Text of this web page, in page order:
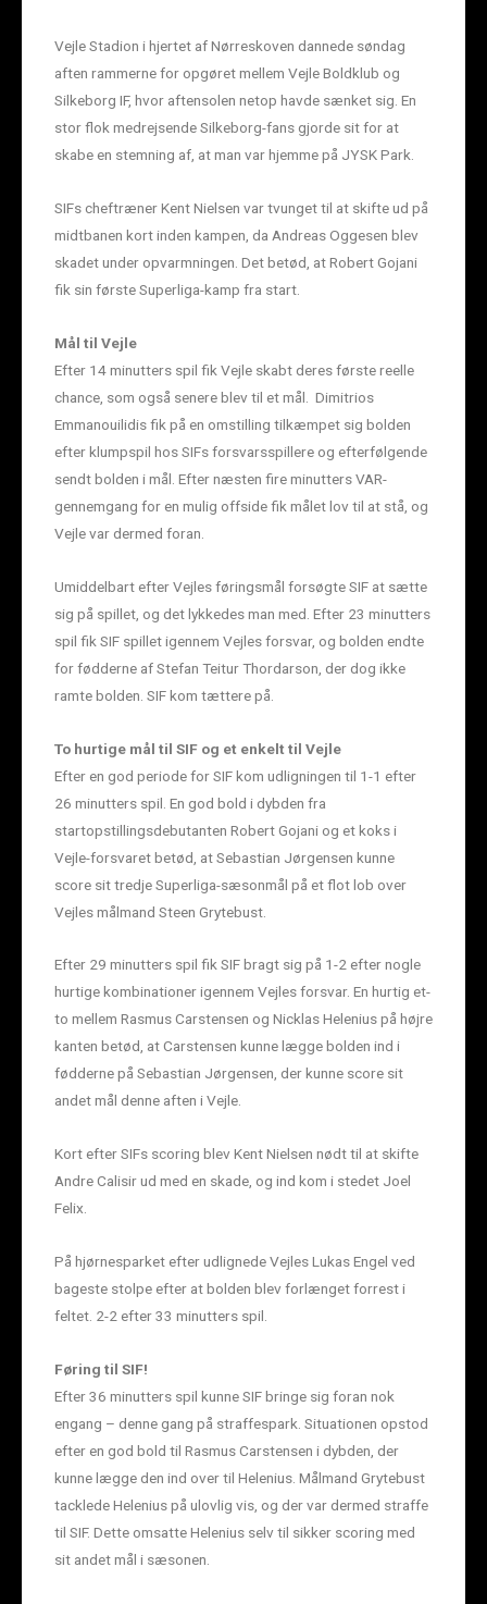
Vejle Stadion i hjertet af Nørreskoven dannede søndag
aften rammerne for opgøret mellem Vejle Boldklub og
Silkeborg IF, hvor aftensolen netop havde sænket sig. En
stor flok medrejsende Silkeborg-fans gjorde sit for at
skabe en stemning af, at man var hjemme på JYSK Park.
SIFs cheftræner Kent Nielsen var tvunget til at skifte ud på
midtbanen kort inden kampen, da Andreas Oggesen blev
skadet under opvarmningen. Det betød, at Robert Gojani
fik sin første Superliga-kamp fra start.
Mål til Vejle
Efter 14 minutters spil fik Vejle skabt deres første reelle
chance, som også senere blev til et mål. Dimitrios
Emmanouilidis fik på en omstilling tilkæmpet sig bolden
efter klumpspil hos SIFs forsvarsspillere og efterfølgende
sendt bolden i mål. Efter næsten fire minutters VAR-
gennemgang for en mulig offside fik målet lov til at stå, og
Vejle var dermed foran.
Umiddelbart efter Vejles føringsmål forsøgte SIF at sætte
sig på spillet, og det lykkedes man med. Efter 23 minutters
spil fik SIF spillet igennem Vejles forsvar, og bolden endte
for fødderne af Stefan Teitur Thordarson, der dog ikke
ramte bolden. SIF kom tættere på.
To hurtige mål til SIF og et enkelt til Vejle
Efter en god periode for SIF kom udligningen til 1-1 efter
26 minutters spil. En god bold i dybden fra
startopstillingsdebutanten Robert Gojani og et koks i
Vejle-forsvaret betød, at Sebastian Jørgensen kunne
score sit tredje Superliga-sæsonmål på et flot lob over
Vejles målmand Steen Grytebust.
Efter 29 minutters spil fik SIF bragt sig på 1-2 efter nogle
hurtige kombinationer igennem Vejles forsvar. En hurtig et-
to mellem Rasmus Carstensen og Nicklas Helenius på højre
kanten betød, at Carstensen kunne lægge bolden ind i
fødderne på Sebastian Jørgensen, der kunne score sit
andet mål denne aften i Vejle.
Kort efter SIFs scoring blev Kent Nielsen nødt til at skifte
Andre Calisir ud med en skade, og ind kom i stedet Joel
Felix.
På hjørnesparket efter udlignede Vejles Lukas Engel ved
bageste stolpe efter at bolden blev forlænget forrest i
feltet. 2-2 efter 33 minutters spil.
Føring til SIF!
Efter 36 minutters spil kunne SIF bringe sig foran nok
engang – denne gang på straffespark. Situationen opstod
efter en god bold til Rasmus Carstensen i dybden, der
kunne lægge den ind over til Helenius. Målmand Grytebust
tacklede Helenius på ulovlig vis, og der var dermed straffe
til SIF. Dette omsatte Helenius selv til sikker scoring med
sit andet mål i sæsonen.